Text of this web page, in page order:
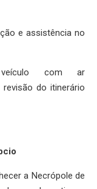
e assistência no
com ar
do itinerário
a Necrópole de